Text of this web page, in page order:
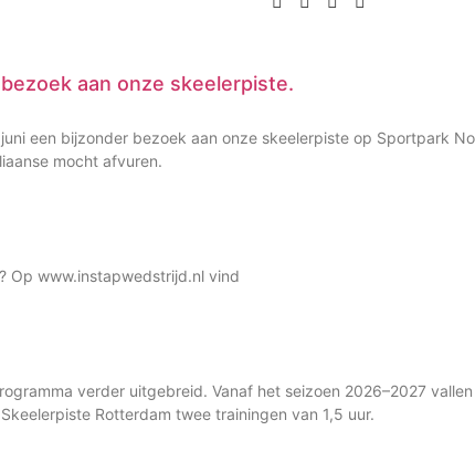
aan onze skeelerpiste.
een bijzonder bezoek aan onze skeelerpiste op Sportpark
mocht afvuren.
Op www.instapwedstrijd.nl vind
verder uitgebreid. Vanaf het seizoen 2026–2027
Rotterdam twee trainingen van 1,5 uur.